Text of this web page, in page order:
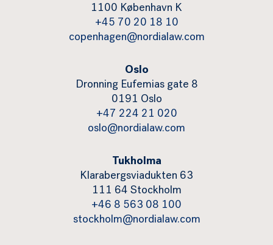
1100 København K
+45 70 20 18 10
copenhagen@nordialaw.com
Oslo
Dronning Eufemias gate 8
0191 Oslo
+47 224 21 020
oslo@nordialaw.com
Tukholma
Klarabergsviadukten 63
111 64 Stockholm
+46 8 563 08 100
stockholm@nordialaw.com